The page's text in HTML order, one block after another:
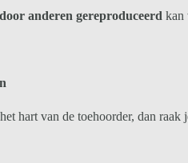
anderen gereproduceerd kan
hart van de toehoorder, dan raak